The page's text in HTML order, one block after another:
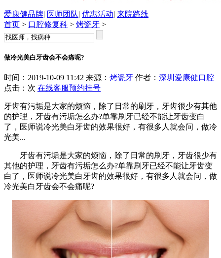
爱康健品牌| 医师团队| 优惠活动| 来院路线
首页 > 口腔修复科 > 烤瓷牙 >
做冷光美白牙齿会不会痛呢?
时间：2019-10-09 11:42 来源： 烤瓷牙 作者： 深圳爱康健口腔
点击： 次 在线客服预约挂号
牙齿有污垢是大家的烦恼，除了日常的刷牙，牙齿很少有其他
的护理，牙齿有污垢怎么办?单靠刷牙已经不能让牙齿变白
了，医师说冷光美白牙齿的效果很好，有很多人就会问，做冷
光美...
牙齿有污垢是大家的烦恼，除了日常的刷牙，牙齿很少有
其他的护理，牙齿有污垢怎么办?单靠刷牙已经不能让牙齿变
白了，医师说冷光美白牙齿的效果很好，有很多人就会问，做
冷光美白牙齿会不会痛呢?